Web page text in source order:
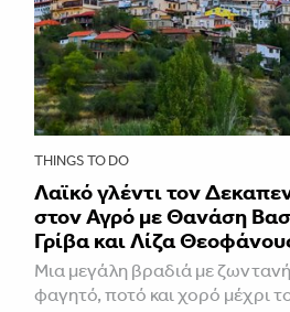
THINGS TO DO
Λαϊκό γλέντι τον
στον Αγρό με Θανάση
Γρίβα και Λίζα
Μια μεγάλη βραδιά με ζωντανή
φαγητό, ποτό και χορό μέχρι